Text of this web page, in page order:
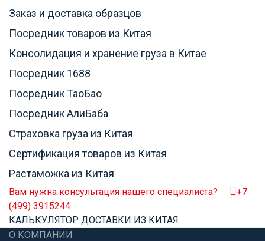
Заказ и доставка образцов
Посредник товаров из Китая
Консолидация и хранение груза в Китае
Посредник 1688
Посредник ТаоБао
Посредник АлиБаба
Страховка груза из Китая
Сертификация товаров из Китая
Растаможка из Китая
Вам нужна консультация нашего специалиста?
+7
(499) 3915244
КАЛЬКУЛЯТОР ДОСТАВКИ ИЗ КИТАЯ
О КОМПАНИИ